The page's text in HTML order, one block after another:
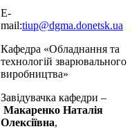
E-
mail:tiup@dgma.donetsk.ua
Кафедра «Обладнання та
технологій зварювального
виробництва»
Завідувачка кафедри –
Макаренко Наталія
Олексіївна,